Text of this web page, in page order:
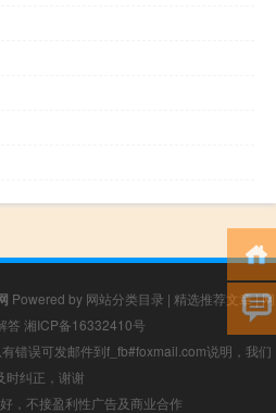
Powered by 网站分类目录 | 精选推荐文章|网
答 湘ICP备16332410号
错误可发邮件到f_fb#foxmail.com说明，我们
时纠正，谢谢
，不接盈利性广告及商业合作